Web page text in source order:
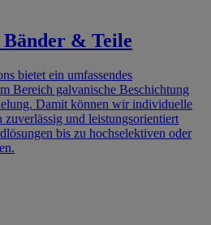
& Teile
bietet ein umfassendes
Bereich galvanische Beschichtung
Damit können wir individuelle
und leistungsorientiert
bis zu hochselektiven oder